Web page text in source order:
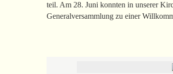
teil. Am 28. Juni konnten in unserer
Generalversammlung zu einer